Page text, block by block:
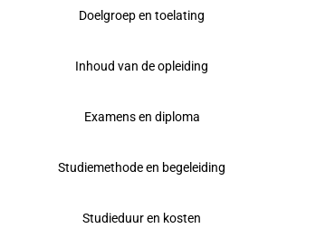
Doelgroep en toelating
Inhoud van de opleiding
Examens en diploma
Studiemethode en begeleiding
Studieduur en kosten